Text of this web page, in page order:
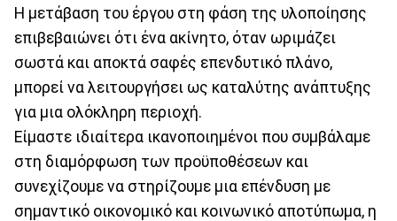
Η μετάβαση του έργου στη φάση της υλοποίησης
επιβεβαιώνει ότι ένα ακίνητο, όταν ωριμάζει
σωστά και αποκτά σαφές επενδυτικό πλάνο,
μπορεί να λειτουργήσει ως καταλύτης ανάπτυξης
για μια ολόκληρη περιοχή.
Είμαστε ιδιαίτερα ικανοποιημένοι που συμβάλαμε
στη διαμόρφωση των προϋποθέσεων και
συνεχίζουμε να στηρίζουμε μια επένδυση με
σημαντικό οικονομικό και κοινωνικό αποτύπωμα, η